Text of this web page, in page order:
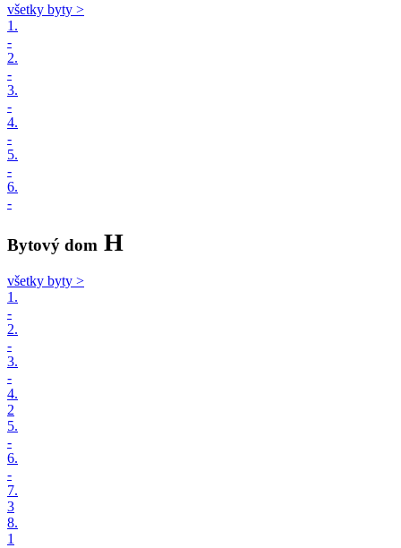
všetky byty >
1.
-
2.
-
3.
-
4.
-
5.
-
6.
-
Bytový dom H
všetky byty >
1.
-
2.
-
3.
-
4.
2
5.
-
6.
-
7.
3
8.
1